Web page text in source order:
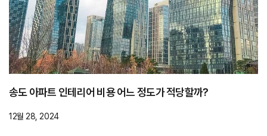
송도 아파트 인테리어 비용 어느 정도가 적당할까?
12월 28, 2024